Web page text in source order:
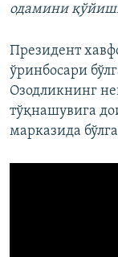
одамини
Президент
ўринбосари
Озодликнинг
тўқнашувига
марказида